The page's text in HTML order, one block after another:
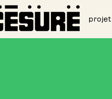
projet